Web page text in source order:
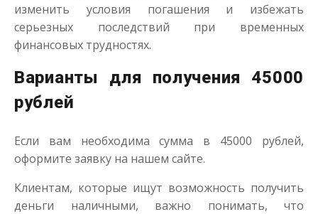
изменить условия погашения и избежать
серьезных последствий при временных
финансовых трудностях.
Варианты для получения 45000
рублей
Если вам необходима сумма в 45000 рублей,
оформите заявку на нашем сайте.
Клиентам, которые ищут возможность получить
деньги наличными, важно понимать, что